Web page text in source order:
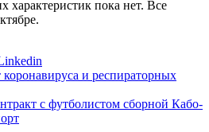
характеристик пока нет. Все
и респираторных
с футболистом сборной Кабо-